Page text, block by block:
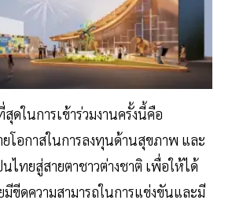
ในการเข้าร่วมงานครั้งนี้คือ
โอกาสในการลงทุนด้านสุขภาพ และ
ไทยสู่สายตาชาวต่างชาติ เพื่อให้ได้
มีขีดความสามารถในการแข่งขันและมี